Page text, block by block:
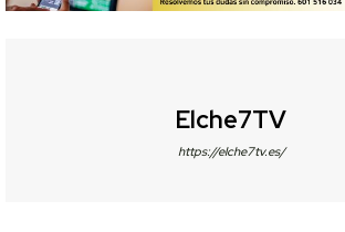
Elche7TV
https://elche7tv.es/